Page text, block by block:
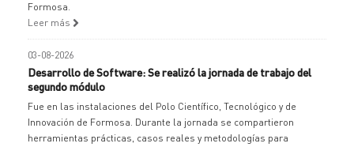
Formosa.
Leer más
03-08-2026
Desarrollo de Software: Se realizó la jornada de trabajo del
segundo módulo
Fue en las instalaciones del Polo Científico, Tecnológico y de
Innovación de Formosa. Durante la jornada se compartieron
herramientas prácticas, casos reales y metodologías para